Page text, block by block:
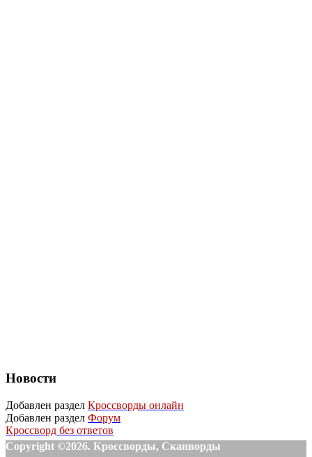
Новости
Добавлен раздел Кроссворды онлайн
Добавлен раздел Форум
Кроссворд без ответов
Copyright ©2026. Кроссворды, Сканворды